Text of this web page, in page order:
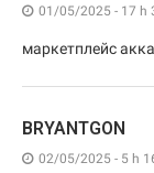
01/05/2025 - 17 h
маркетплейс
BRYANTGON
02/05/2025 - 5 h